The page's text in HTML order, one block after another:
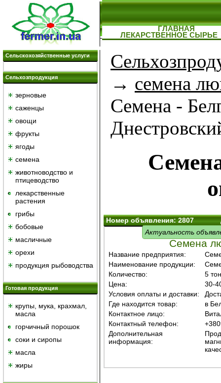
ГЛАВНАЯ
ЛЕКАРСТВЕННОЕ СЫРЬЕ
Сельскохозяйственные услуги
Сельхозпродукция
зерновые
саженцы
овощи
фрукты
ягоды
семена
животноводство и
птицеводство
лекарственные
растения
грибы
бобовые
масличные
орехи
продукция рыбоводства
Готовая продукция
крупы, мука, крахмал,
масла
горчичный порошок
cоки и сиропы
масла
жиры
→ семена
Семена -
Номер объявления: 2807
Актуальность
Семена
Название предприятия:
Наименование продукции:
Количество:
5
Цена:
30-
Условия оплаты и доставки:
Где находится товар:
в
Контактное лицо:
Контактный телефон:
Дополнительная
информация: